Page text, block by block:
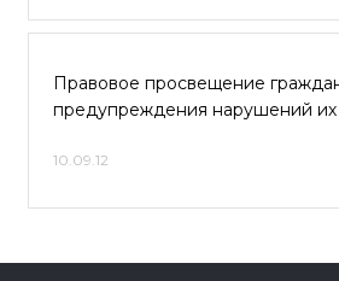
Правовое просвещение
предупреждения нарушений их
10.09.12